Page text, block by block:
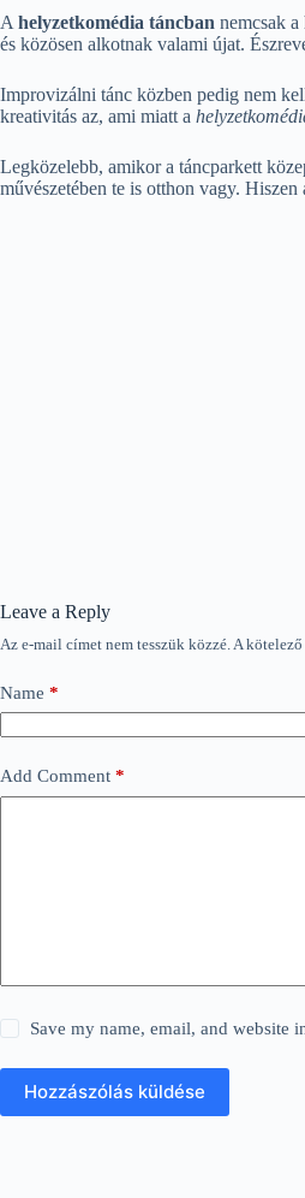
A helyzetkomédia táncban nemcsak
és közösen alkotnak valami újat.
Improvizálni tánc közben pedig nem
kreativitás az, ami miatt a
Legközelebb, amikor a táncparkett
művészetében te is otthon vagy.
Leave a Reply
Az e-mail címet nem tesszük közzé. A
Name *
Add Comment *
Save my name, email, and website
Hozzászólás küldése